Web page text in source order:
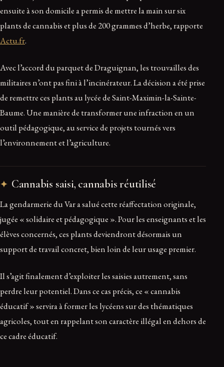
ensuite à son domicile a permis de mettre la main sur six
plants de cannabis et plus de 200 grammes d’herbe, rapporte
Actu.fr.
Avec l’accord du parquet de Draguignan, les trouvailles des
militaires n’ont pas fini à l’incinérateur. La décision a été prise
de remettre ces plants au lycée de Saint-Maximin-la-Sainte-
Baume. Une manière de transformer une infraction en un
outil pédagogique, au service de projets tournés vers
l’environnement et l’agriculture.
Cannabis saisi, cannabis réutilisé
La gendarmerie du Var a salué cette réaffectation originale,
jugée « solidaire et pédagogique ». Pour les enseignants et les
élèves concernés, ces plants deviendront désormais un
support de travail concret, bien loin de leur usage premier.
Il s’agit finalement d’exploiter les saisies autrement, sans
perdre leur potentiel. Dans ce cas précis, ce « cannabis
éducatif » servira à former les lycéens sur des thématiques
agricoles, tout en rappelant son caractère illégal en dehors de
ce cadre éducatif.